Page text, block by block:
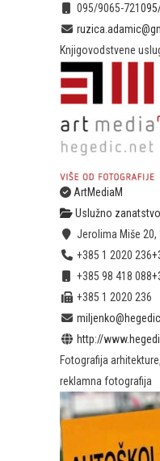
095/9065-721
Knjigovodstvene
ArtMediaM
Uslužno zanatstvo
Jerolima Miše 20,
+385 1 2020 236
+385 98 418 088
+385 1 2020 236
http://
Fotografija
reklamna fotografija